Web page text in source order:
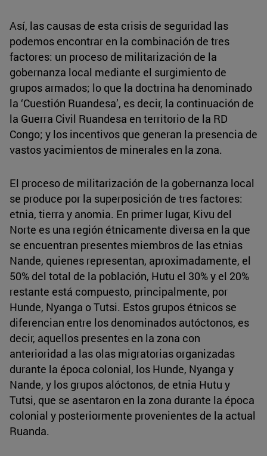
Así, las causas de esta crisis de seguridad las
podemos encontrar en la combinación de tres
factores: un proceso de militarización de la
gobernanza local mediante el surgimiento de
grupos armados; lo que la doctrina ha denominado
la ‘Cuestión Ruandesa’, es decir, la continuación de
la Guerra Civil Ruandesa en territorio de la RD
Congo; y los incentivos que generan la presencia de
vastos yacimientos de minerales en la zona.
El proceso de militarización de la gobernanza local
se produce por la superposición de tres factores:
etnia, tierra y anomia. En primer lugar, Kivu del
Norte es una región étnicamente diversa en la que
se encuentran presentes miembros de las etnias
Nande, quienes representan, aproximadamente, el
50% del total de la población, Hutu el 30% y el 20%
restante está compuesto, principalmente, por
Hunde, Nyanga o Tutsi. Estos grupos étnicos se
diferencian entre los denominados autóctonos, es
decir, aquellos presentes en la zona con
anterioridad a las olas migratorias organizadas
durante la época colonial, los Hunde, Nyanga y
Nande, y los grupos alóctonos, de etnia Hutu y
Tutsi, que se asentaron en la zona durante la época
colonial y posteriormente provenientes de la actual
Ruanda.